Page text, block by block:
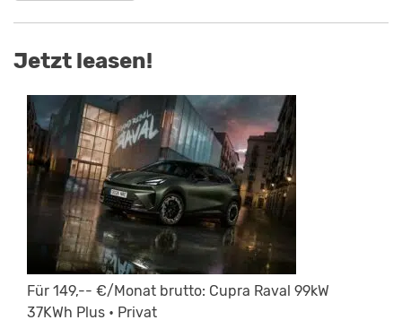
Jetzt leasen!
Für 149,-- €/Monat brutto: Cupra Raval 99kW
37KWh Plus • Privat